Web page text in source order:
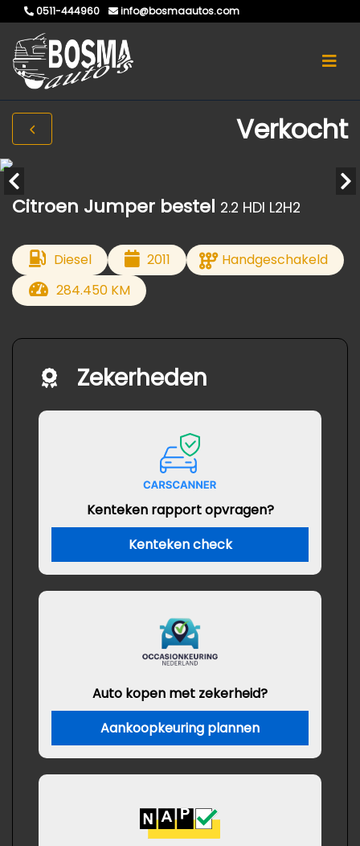
0511-444960 info@bosmaautos.com
Verkocht
Citroen Jumper bestel 2.2 HDI L2H2
Diesel 2011
Handgeschakeld
284.450 KM
Zekerheden
Kenteken rapport opvragen?
Kenteken check
Auto kopen met zekerheid?
Aankoopkeuring plannen